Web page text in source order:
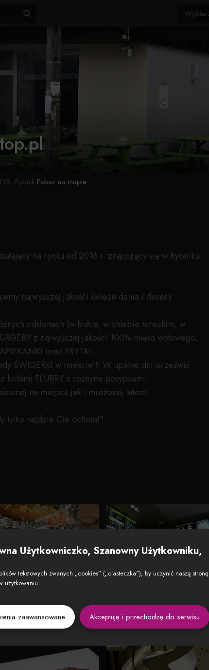
Rybnik Pokaż na mapie →
na rynku od 2016 r. znajdujący się w Rybniku
najwyższej jakości świeże dania i desery.
odsłonach (w bułce, w chlebie tureckim, w
z najwyższej jakości 100% mięsa wołowego,
oraz FRYTKI.
ŚWIDERKI w mieście!!! W upalne dni orzeźwić
lodami FLURRY z rożnymi posypkami.
na miejscu jak i mrożonej latem.
tylko najdzie Cie ochota!"
Użytkowniczko, Szanowny Użytkowniku,
tekstowych zwanych „cookies” („ciasteczka”), by uczynić naszą stronę
użytkowaniu.
zaawansowane Akceptuję i przechodzę do serwisu